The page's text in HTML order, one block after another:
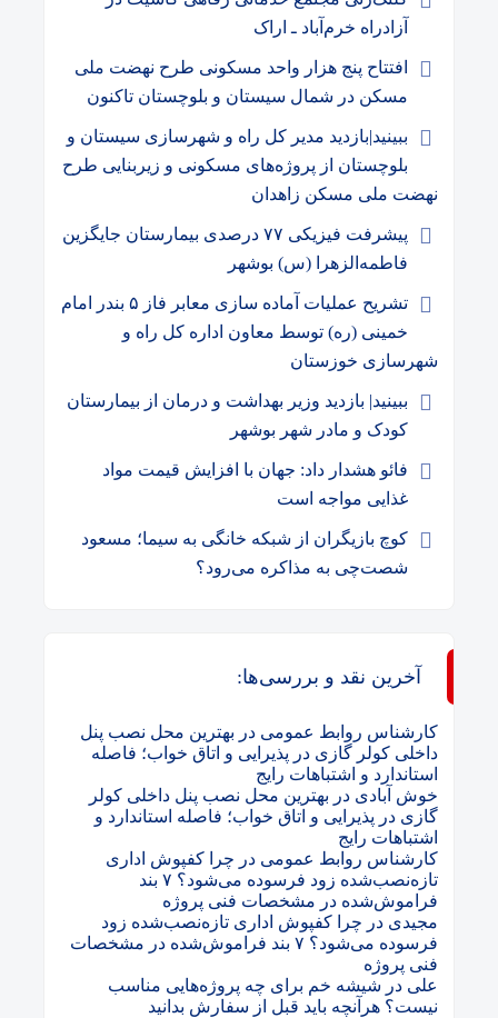
آزادراه خرم‌آباد ـ اراک
افتتاح پنج هزار واحد مسکونی طرح نهضت ملی
مسکن در شمال سیستان و بلوچستان تاکنون
ببینید|بازدید مدیر کل راه و شهرسازی سیستان و
بلوچستان از پروژه‌های مسکونی و زیربنایی طرح
نهضت ملی مسکن زاهدان
پیشرفت فیزیکی ۷۷ درصدی بیمارستان جایگزین
فاطمه‌الزهرا (س) بوشهر
تشریح عملیات آماده سازی معابر فاز ۵ بندر امام
خمینی (ره) توسط معاون اداره کل راه و
شهرسازی خوزستان
ببینید| بازدید وزیر بهداشت و درمان از بیمارستان
کودک و مادر شهر بوشهر
فائو هشدار داد: جهان با افزایش قیمت مواد
غذایی مواجه است
کوچ بازیگران از شبکه خانگی به سیما؛ مسعود
شصت‌چی به مذاکره می‌رود؟
آخرین نقد و بررسی‌ها:
کارشناس روابط عمومی در بهترین محل نصب پنل
داخلی کولر گازی در پذیرایی و اتاق خواب؛ فاصله
استاندارد و اشتباهات رایج
خوش آبادی در بهترین محل نصب پنل داخلی کولر
گازی در پذیرایی و اتاق خواب؛ فاصله استاندارد و
اشتباهات رایج
کارشناس روابط عمومی در چرا کفپوش اداری
تازه‌نصب‌شده زود فرسوده می‌شود؟ ۷ بند
فراموش‌شده در مشخصات فنی پروژه
مجیدی در چرا کفپوش اداری تازه‌نصب‌شده زود
فرسوده می‌شود؟ ۷ بند فراموش‌شده در مشخصات
فنی پروژه
علی در شیشه خم برای چه پروژه‌هایی مناسب
نیست؟ هرآنچه باید قبل از سفارش بدانید